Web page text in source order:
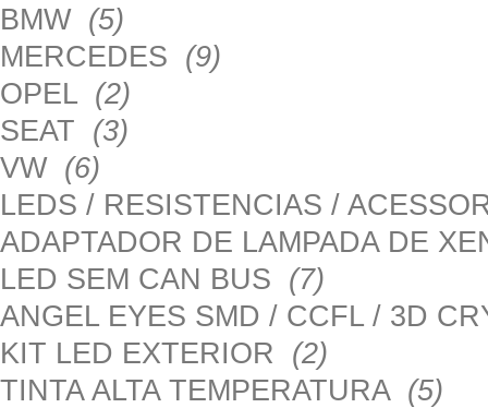
BMW (5)
MERCEDES (9)
OPEL (2)
SEAT (3)
VW (6)
LEDS / RESISTENCIAS /
ADAPTADOR DE LAMPADA DE
LED SEM CAN BUS (7)
ANGEL EYES SMD / CCFL / 3D
KIT LED EXTERIOR (2)
TINTA ALTA TEMPERATURA (5)